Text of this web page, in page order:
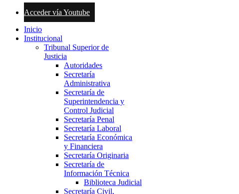
Acceder vía Youtube
Inicio
Institucional
Tribunal Superior de
Justicia
Autoridades
Secretaría
Administrativa
Secretaría de
Superintendencia y
Control Judicial
Secretaría Penal
Secretaría Laboral
Secretaría Económica
y Financiera
Secretaría Originaria
Secretaría de
Información Técnica
Biblioteca Judicial
Secretaría Civil,